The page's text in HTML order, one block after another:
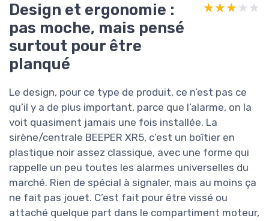
Design et ergonomie :
pas moche, mais pensé
surtout pour être
planqué
★★★★★
★★★★★
Le design, pour ce type de produit, ce n’est pas ce
qu’il y a de plus important, parce que l’alarme, on la
voit quasiment jamais une fois installée. La
sirène/centrale BEEPER XR5, c’est un boîtier en
plastique noir assez classique, avec une forme qui
rappelle un peu toutes les alarmes universelles du
marché. Rien de spécial à signaler, mais au moins ça
ne fait pas jouet. C’est fait pour être vissé ou
attaché quelque part dans le compartiment moteur,